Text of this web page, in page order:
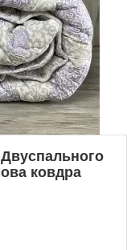
ковдра